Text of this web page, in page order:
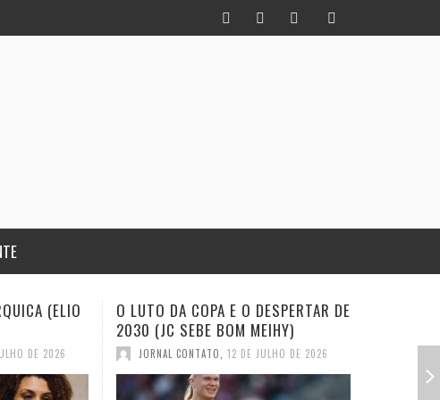
DE
DE 2026
INFIDELIDADE COMO MÉTODO: UM
HISTORIADOR NA TORCIDA (JC
SEBE BOM MEIHY
JORNAL CONTATO, 28 DE JUNHO DE 2026